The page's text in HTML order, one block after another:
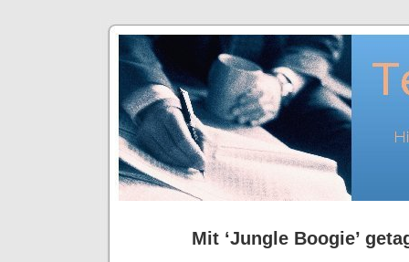
Mit ‘Jungle Boogie’